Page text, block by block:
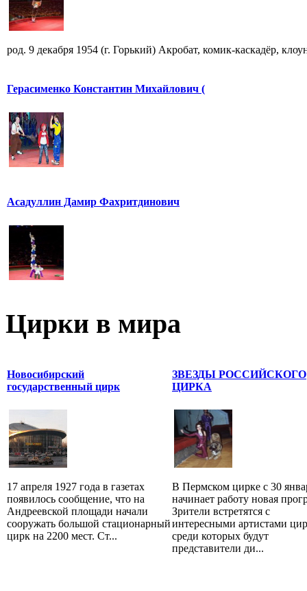
род. 9 декабря 1954 (г. Горький) Акробат, комик-каскадёр,
Герасименко Константин Михайлович (
Асадуллин Дамир Фахритдинович
Цирки в мира
Новосибирский
государственный цирк
17 апреля 1927 года в газетах
появилось сообщение, что на
Андреевской площади начали
сооружать большой стационарный
цирк на 2200 мест. Ст...
ЗВЕЗДЫ РОССИЙСКОГО
ЦИРКА
В Пермском цирке с 30
начинает работу новая
Зрители встретятся с
интересными артистами
среди которых будут
представители ди...